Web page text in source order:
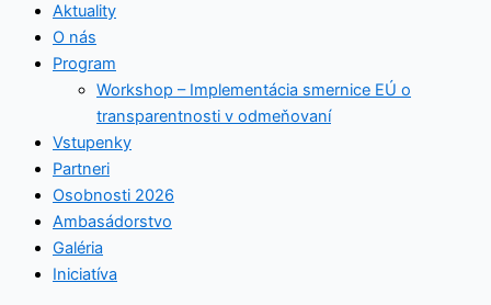
Aktuality
O nás
Program
Workshop – Implementácia smernice EÚ o
transparentnosti v odmeňovaní
Vstupenky
Partneri
Osobnosti 2026
Ambasádorstvo
Galéria
Iniciatíva